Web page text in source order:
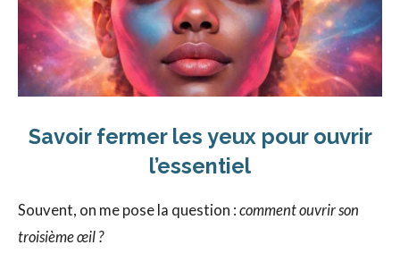
Savoir fermer les yeux pour ouvrir
l’essentiel
Souvent, on me pose la question : comment ouvrir son
troisième œil ?